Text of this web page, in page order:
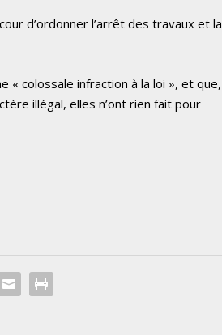
d’ordonner l’arrêt des travaux et la
« colossale infraction à la loi », et que,
illégal, elles n’ont rien fait pour